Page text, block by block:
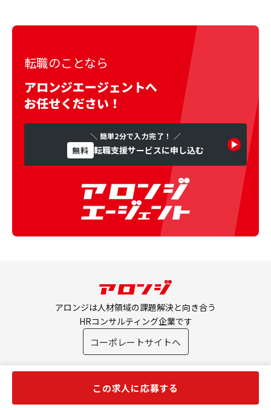
転職のことなら
アロンジエージェントへ
お任せください！
＼ 簡単2分で入力完了！ ／
無料 転職支援サービスに申し込む
アロンジは人材領域の課題解決と向き合う
HRコンサルティング企業です
コーポレートサイトへ
Copyright © Allonsy inc. All rights reserved.
この求人に応募する